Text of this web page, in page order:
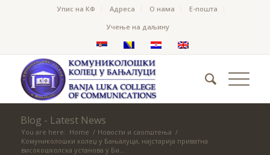
Упис на КФ Адреса О нама
Е-пошта
Учење на даљину
Blog - Latest News
You are here: Home / Новости и саопштења /
Комуниколошки колеџ у Бањалуци, најстарија приватна
високошколска установа у Би...